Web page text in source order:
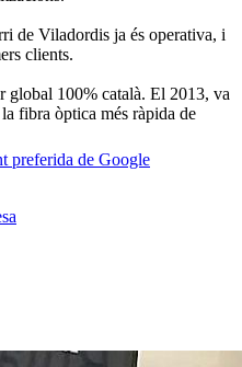
de Viladordis ja és operativa, i
clients.
global 100% català. El 2013, va
fibra òptica més ràpida de
preferida de Google